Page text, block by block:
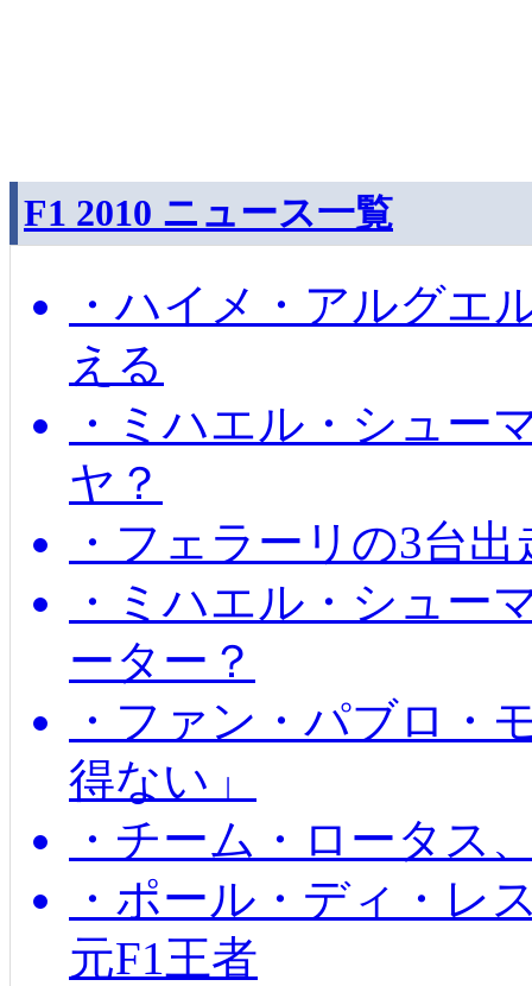
F1 2010 ニュース一覧
・ハイメ・アルグエ
える
・ミハエル・シュー
ヤ？
・フェラーリの3台
・ミハエル・シュー
ーター？
・ファン・パブロ・
得ない」
・チーム・ロータス
・ポール・ディ・レ
元F1王者